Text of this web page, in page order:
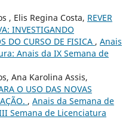
, Elis Regina Costa, REVER
INVESTIGANDO
DO CURSO DE FISICA , Anais
Anais da IX Semana de
Ana Karolina Assis,
O USO DAS NOVAS
, Anais da Semana de
Semana de Licenciatura